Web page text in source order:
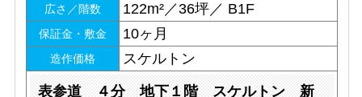
広さ／階数 122m²／36坪／ B1F
保証金・敷金 10ヶ月
造作価格 スケルトン
表参道 ４分 地下１階 スケルトン 新